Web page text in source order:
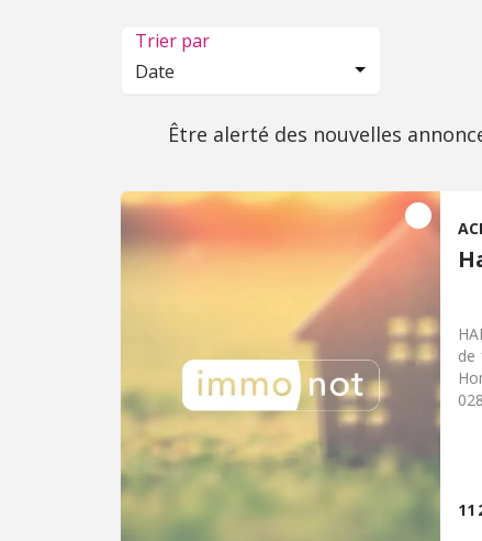
Trier par
Date
Être alerté des nouvelles
de
11